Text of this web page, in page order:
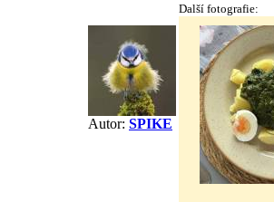
Autor: SPIKE
Další fotografie: